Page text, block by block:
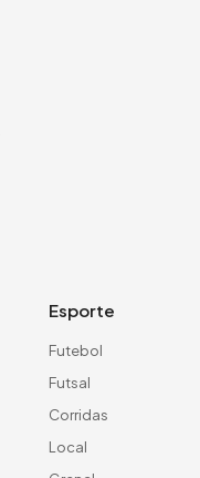
Esporte
Futebol
Futsal
Corridas
Local